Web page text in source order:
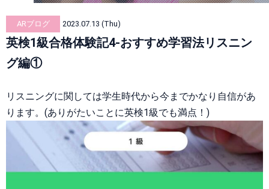
ARブログ 2023.07.13 (Thu)
英検1級合格体験記4-おすすめ学習法リスニン
グ編①
リスニングに関しては学生時代から今までかなり自信があ
ります。(ありがたいことに英検1級でも満点！)